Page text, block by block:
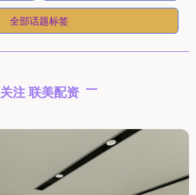
全部话题标签
关注 联美配资